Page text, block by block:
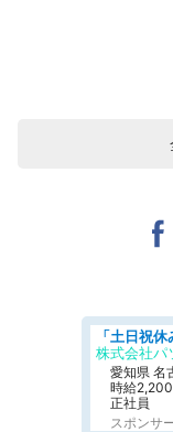
株式会社パ
愛知県 名
時給
正社員
スポンサ